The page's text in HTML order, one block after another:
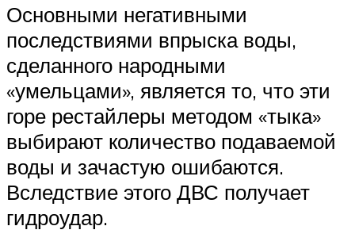
Основными негативными
последствиями впрыска воды,
сделанного народными
«умельцами», является то, что эти
горе рестайлеры методом «тыка»
выбирают количество подаваемой
воды и зачастую ошибаются.
Вследствие этого ДВС получает
гидроудар.